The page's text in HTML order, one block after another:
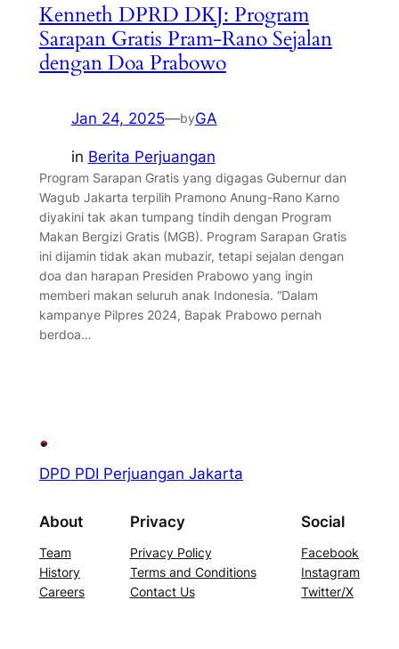
Kenneth DPRD DKJ: Program
Sarapan Gratis Pram-Rano Sejalan
dengan Doa Prabowo
Jan 24, 2025—byGA
in Berita Perjuangan
Program Sarapan Gratis yang digagas Gubernur dan
Wagub Jakarta terpilih Pramono Anung-Rano Karno
diyakini tak akan tumpang tindih dengan Program
Makan Bergizi Gratis (MGB). Program Sarapan Gratis
ini dijamin tidak akan mubazir, tetapi sejalan dengan
doa dan harapan Presiden Prabowo yang ingin
memberi makan seluruh anak Indonesia. “Dalam
kampanye Pilpres 2024, Bapak Prabowo pernah
berdoa…
DPD PDI Perjuangan Jakarta
About
Team
History
Careers
Privacy
Privacy Policy
Terms and Conditions
Contact Us
Social
Facebook
Instagram
Twitter/X